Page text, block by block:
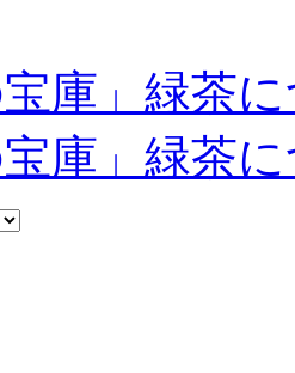
宝庫」緑茶
宝庫」緑茶